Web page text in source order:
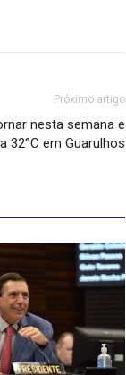
Próximo artigo
nesta semana e
32°C em Guarulhos